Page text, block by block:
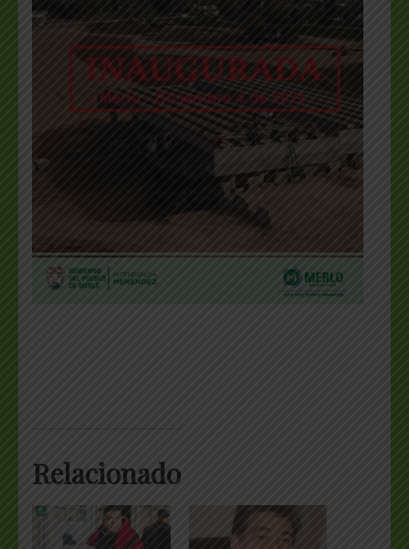
Relacionado